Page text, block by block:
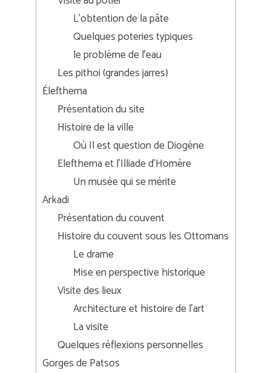
L’obtention de la pâte
Quelques poteries typiques
le problème de l’eau
Les pithoi (grandes jarres)
Éleftherna
Présentation du site
Histoire de la ville
Où Il est question de Diogène
Eleftherna et l’Illiade d’Homère
Un musée qui se mérite
Arkadi
Présentation du couvent
Histoire du couvent sous les Ottomans
Le drame
Mise en perspective historique
Visite des lieux
Architecture et histoire de l’art
La visite
Quelques réflexions personnelles
Gorges de Patsos